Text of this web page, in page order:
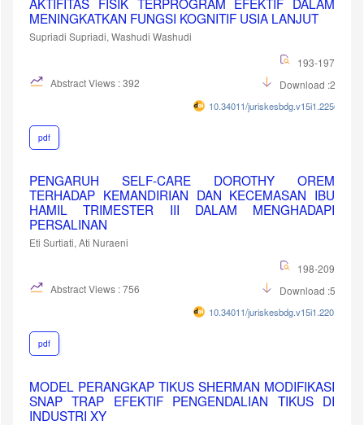
MENINGKATKAN FUNGSI KOGNITIF USIA LANJUT
Supriadi Supriadi, Washudi Washudi
193-197
Abstract Views : 392
Download :274
10.34011/juriskesbdg.v15i1.2256
pdf
PENGARUH SELF-CARE DOROTHY OREM
TERHADAP KEMANDIRIAN DAN KECEMASAN IBU
HAMIL TRIMESTER III DALAM MENGHADAPI
PERSALINAN
Eti Surtiati, Ati Nuraeni
198-209
Abstract Views : 756
Download :514
10.34011/juriskesbdg.v15i1.2201
pdf
MODEL PERANGKAP TIKUS SHERMAN MODIFIKASI
SNAP TRAP EFEKTIF PENGENDALIAN TIKUS DI
INDUSTRI XY